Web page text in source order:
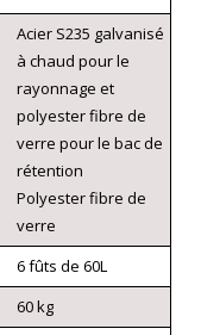
Acier S235 galvanisé
à chaud pour le
rayonnage et
polyester fibre de
verre pour le bac de
rétention
Polyester fibre de
verre
6 fûts de 60L
60 kg